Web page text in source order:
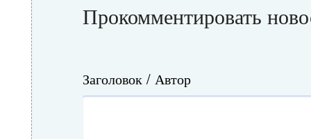
Прокомментировать
Заголовок / Автор